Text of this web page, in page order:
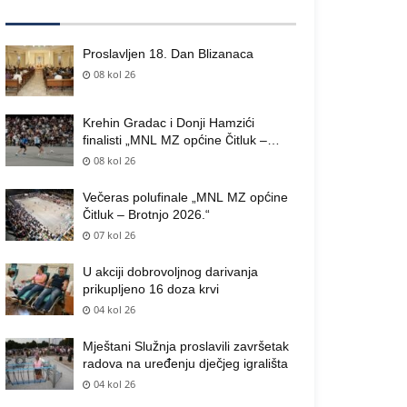
Proslavljen 18. Dan Blizanaca
08 kol 26
Krehin Gradac i Donji Hamzići
finalisti „MNL MZ općine Čitluk –
Brotnjo 2026.“
08 kol 26
Večeras polufinale „MNL MZ općine
Čitluk – Brotnjo 2026.“
07 kol 26
U akciji dobrovoljnog darivanja
prikupljeno 16 doza krvi
04 kol 26
Mještani Služnja proslavili završetak
radova na uređenju dječjeg igrališta
04 kol 26